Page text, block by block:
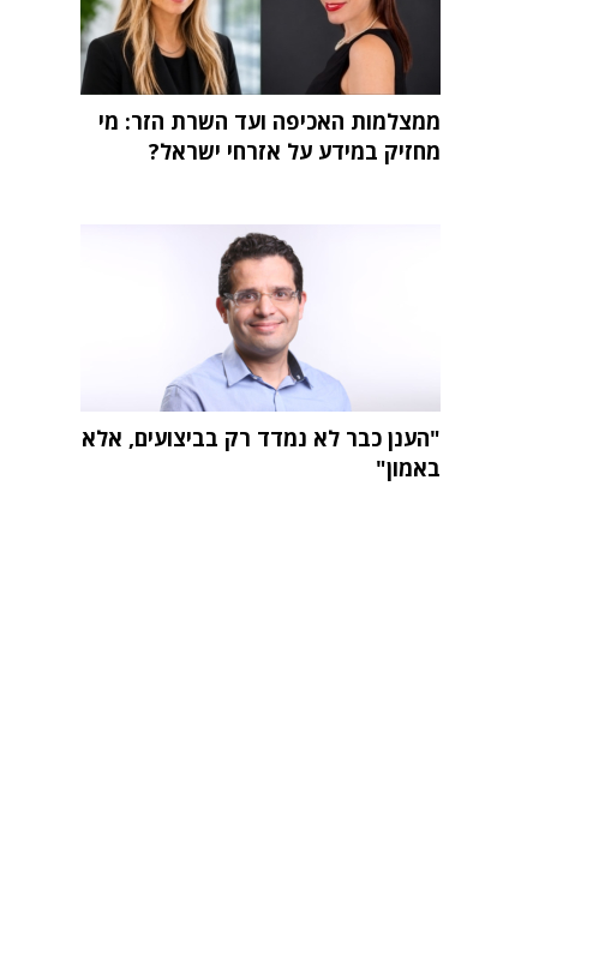
ממצלמות האכיפה ועד השרת הזר: מי
מחזיק במידע על אזרחי ישראל?
"הענן כבר לא נמדד רק בביצועים, אלא
באמון"